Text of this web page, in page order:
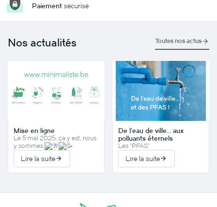
5,25 €
Pain levain froment 80%
Paiement sécurisé
Nos actualités Toutes nos actus
Mise en ligne
Le 5 mai 2025, ça y est, nous
y sommes
Lire la suite
De l'eau de ville... aux
polluants éternels
Les "PFAS"
Lire la suite